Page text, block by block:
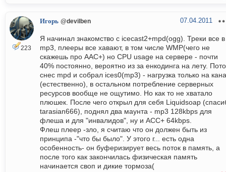
223
Игорь @devilben 07.04.2011
Я начинал знакомство с icecast2+mpd(ogg). Треки все в
mp3, плееры все хавают, в том числе WMP(чего не
скажешь про AAC+) но CPU usage на сервере - почти
40% постоянно, вероятно из за енкодинга на лету.
снес mpd и собрал ices0(mp3) - нагрузка только на
(естественно), в остальном потребление серверных
ресурсов вообще не ощутимо. Но как то не хватало
плюшек. После чего открыл для себя Liquidsoap
tarasian666), поднял два маунта - mp3 128kbps для
флеша и для "инвалидов", ну и ACC+ 64kbps.
Флеш плеер -зло, я считаю что он должен быть из
принципа -"что бы было". У этого г... есть одна
особенность- он буферизирует весь поток в память, а
после того как закончилась физическая память
начинается своп и дикие тормоза(